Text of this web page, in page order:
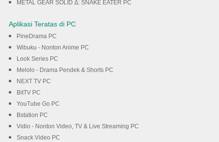
METAL GEAR SOLID Δ: SNAKE EATER PC
Aplikasi Teratas di PC
PineDrama PC
Wibuku - Nonton Anime PC
Look Series PC
Melolo - Drama Pendek & Shorts PC
NEXT TV PC
BitTV PC
YouTube Go PC
Bstation PC
Vidio - Nonton Video, TV & Live Streaming PC
Snack Video PC